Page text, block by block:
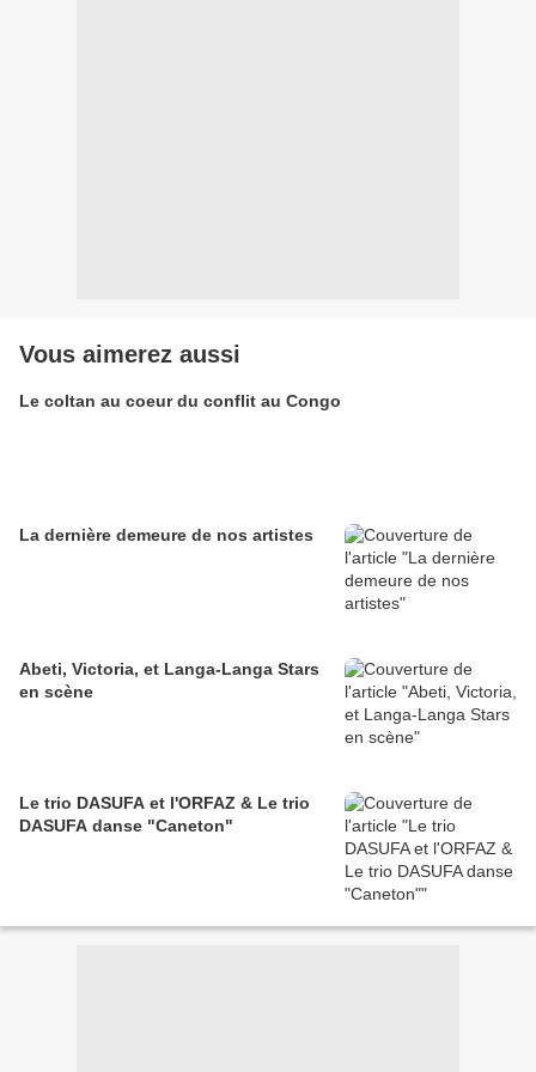
Vous aimerez aussi
Le coltan au coeur du conflit au Congo
La dernière demeure de nos artistes
Abeti, Victoria, et Langa-Langa Stars
en scène
Le trio DASUFA et l'ORFAZ & Le trio
DASUFA danse "Caneton"